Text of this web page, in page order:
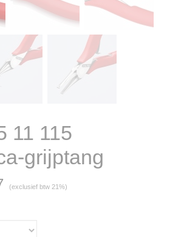
11 115
grijptang
(exclusief btw 21%)